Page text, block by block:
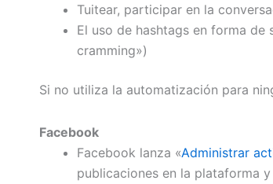
Tuitear, participar en la
El uso de hashtags en forma
cramming»)
Si no utiliza la automatización para
Facebook
Facebook lanza «Administrar
publicaciones en la plataforma